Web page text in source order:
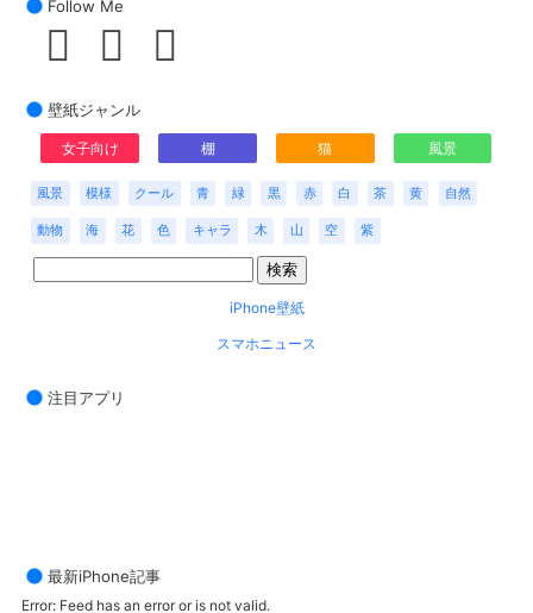
Follow Me
壁紙ジャンル
女子向け 棚 猫 風景
風景 模様 クール 青 緑 黒 赤 白 茶 黄 自然
動物 海 花 色 キャラ 木 山 空 紫
iPhone壁紙
スマホニュース
注目アプリ
最新iPhone記事
Error: Feed has an error or is not valid.